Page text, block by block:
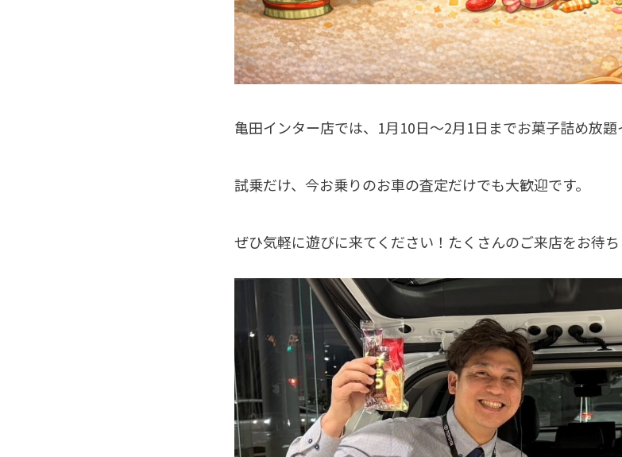
亀田インター店では、1月10日～2月1日までお菓子詰め放
試乗だけ、今お乗りのお車の査定だけでも大歓迎です。
ぜひ気軽に遊びに来てください！たくさんのご来店をお待